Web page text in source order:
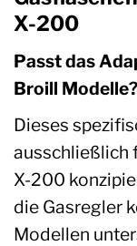
X-200
Passt das
Broill Modelle?
Dieses
ausschließlich
X-200
die Gasregler
Modellen